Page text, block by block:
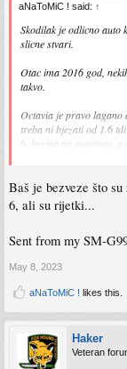
aNaToMiC ! said: ↑
Skodilak je odlicno auto
slicne stvari.
Otac ima 2016 god,
takvo.
Octavia je pravo lagano
treba ni bjezati od 1.6
6. brzina na autoputu, a
Baš je bezveze što
6, ali su rijetki...
Sent from my SM-
May 8, 2023
aNaToMiC ! likes this.
Haker
Veteran